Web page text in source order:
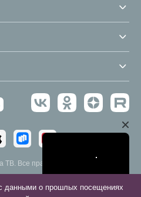
ТВ. Все права защищены.
данными о прошлых посещениях